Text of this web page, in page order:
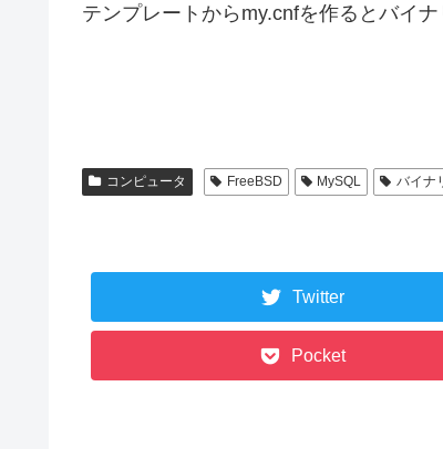
テンプレートからmy.cnfを作るとバイ
コンピュータ FreeBSD MySQL バイナ
Twitter
Pocket